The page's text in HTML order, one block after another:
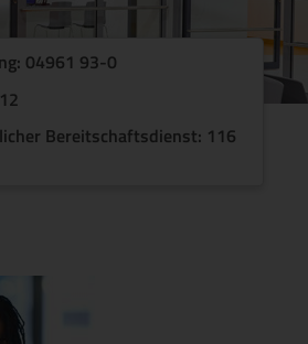
04961 93-0
Bereitschaftsdienst: 116